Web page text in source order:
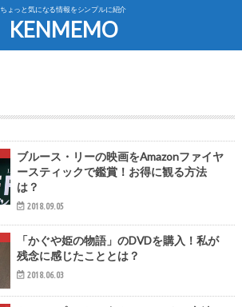
ちょっと気になる情報をシンプルに紹介
KENMEMO
ブルース・リーの映画をAmazonファイヤ
ースティックで鑑賞！お得に観る方法
は？
2018.09.05
「かぐや姫の物語」のDVDを購入！私が
残念に感じたこととは？
2018.06.03